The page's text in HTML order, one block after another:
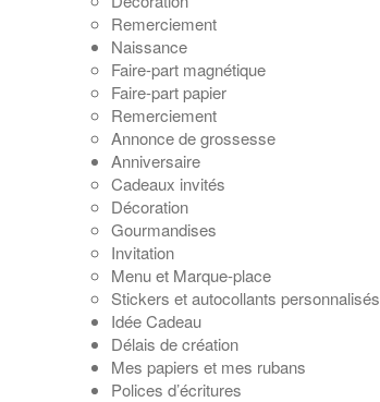
Remerciement
Naissance
Faire-part magnétique
Faire-part papier
Remerciement
Annonce de grossesse
Anniversaire
Cadeaux invités
Décoration
Gourmandises
Invitation
Menu et Marque-place
Stickers et autocollants personnalisés
Idée Cadeau
Délais de création
Mes papiers et mes rubans
Polices d’écritures